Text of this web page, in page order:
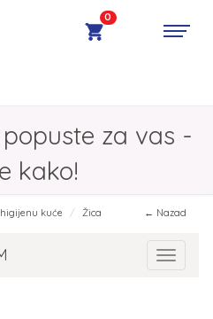
0
za vas -
kako!
kuće Žica ← Nazad
Toggle